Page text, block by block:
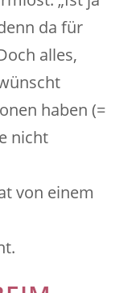
da für
alles,
haben (=
nicht
von einem